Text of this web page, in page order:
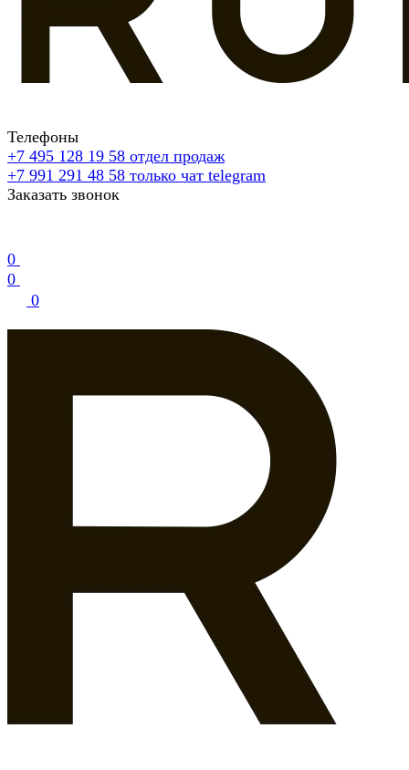
Телефоны
+7 495 128 19 58 отдел продаж
+7 991 291 48 58 только чат telegram
Заказать звонок
0
0
0